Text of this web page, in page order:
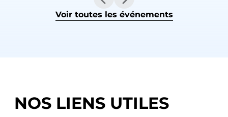
Voir toutes les événements
NOS LIENS UTILES